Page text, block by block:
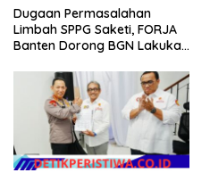
Dugaan Permasalahan
Limbah SPPG Saketi, FORJA
Banten Dorong BGN Lakukan